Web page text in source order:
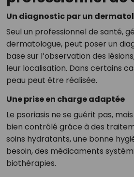
Un diagnostic par un
Seul un professionnel de santé,
dermatologue, peut poser un
base sur l’observation des
leur localisation. Dans certains
peau peut être réalisée.
Une prise en charge adaptée
Le psoriasis ne se guérit pas,
bien contrôlé grâce à des
soins hydratants, une bonne
besoin, des médicaments
biothérapies.